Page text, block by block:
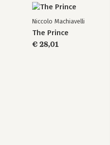
Niccolo Machiavelli
The Prince
€ 28,01